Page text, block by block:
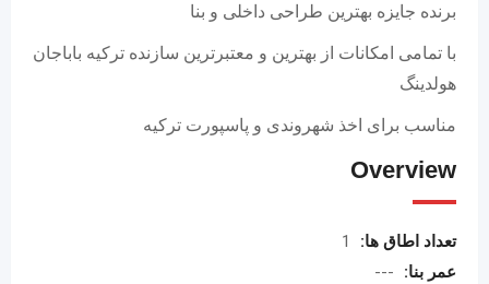
برنده جایزه بهترین طراحی داخلی و بنا
با تمامی امکانات از بهترین و معتبرترین سازنده ترکیه باباجان
هولدینگ
مناسب برای اخذ شهروندی و پاسپورت ترکیه
Overview
تعداد اطاق ها:
1
عمر بنا:
---